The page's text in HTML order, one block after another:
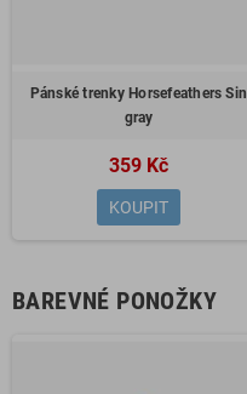
Pánské trenky Horsefeathers Sin
gray
359 Kč
KOUPIT
BAREVNÉ PONOŽKY